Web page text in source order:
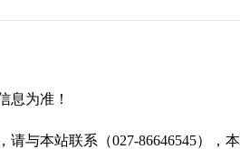
息为准！
与本站联系（027-86646545），